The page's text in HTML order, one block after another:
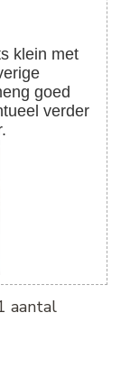
goed
verder
aantal